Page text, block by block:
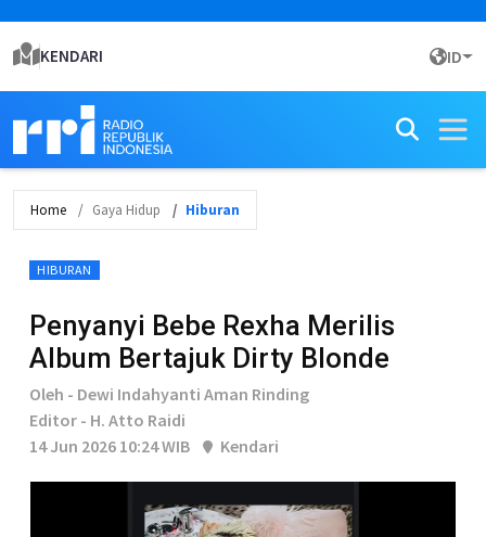
KENDARI ID
Home Gaya Hidup Hiburan
HIBURAN
Penyanyi Bebe Rexha Merilis
Album Bertajuk Dirty Blonde
Oleh - Dewi Indahyanti Aman Rinding
Editor - H. Atto Raidi
14 Jun 2026 10:24 WIB
Kendari